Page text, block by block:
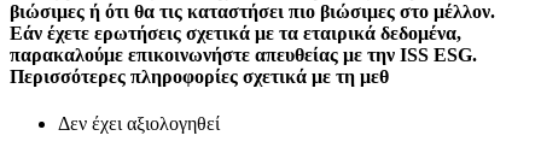
βιώσιμες ή ότι θα τις καταστήσει πιο βιώσιμες στο μέλλον.
Εάν έχετε ερωτήσεις σχετικά με τα εταιρικά δεδομένα,
παρακαλούμε επικοινωνήστε απευθείας με την ISS ESG.
Περισσότερες πληροφορίες σχετικά με τη μεθ
Δεν έχει αξιολογηθεί